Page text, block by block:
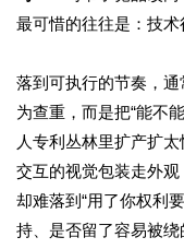
最可惜的往往是：技
落到可执行的节奏，通
为查重，而是把“能不
人专利丛林里扩产扩
交互的视觉包装走外观
却难落到“用了你权利
持、是否留了容易被